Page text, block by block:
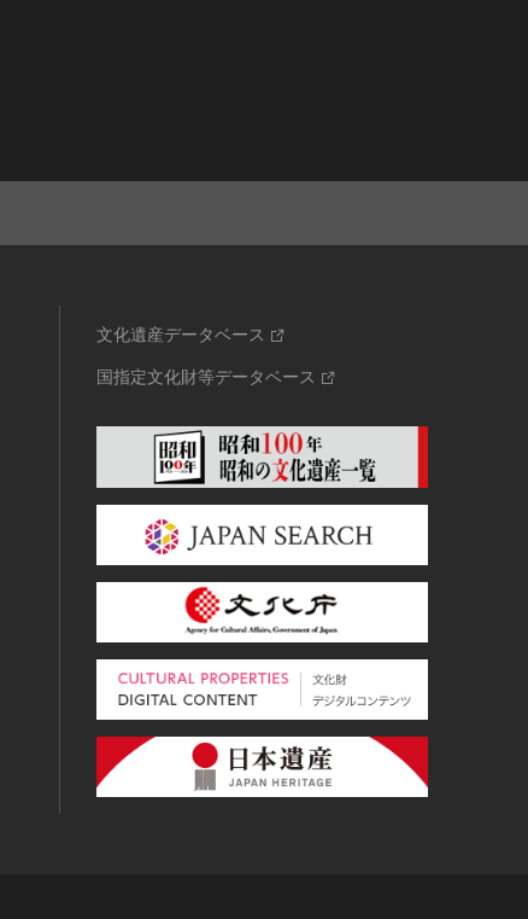
文化遺産データベース
国指定文化財等データベース